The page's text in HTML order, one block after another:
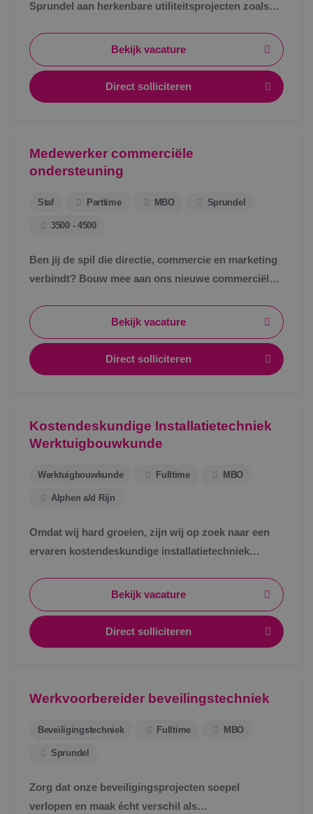
Sprundel aan herkenbare utiliteitsprojecten zoals
zichtbaar resultaat en korte lijnen.
Bekijk vacature
Direct solliciteren
Medewerker commerciële
ondersteuning
Staf Parttime MBO Sprundel
3500 - 4500
Ben jij de spil die directie, commercie en marketing
verbindt? Bouw mee aan ons nieuwe commerciële
BINK.&nbsp;
Bekijk vacature
Direct solliciteren
Kostendeskundige Installatietechniek
Werktuigbouwkunde
Werktuigbouwkunde Fulltime MBO
Alphen a/d Rijn
Omdat wij hard groeien, zijn wij op zoek naar een
ervaren kostendeskundige installatietechniek
Bekijk vacature
Direct solliciteren
Werkvoorbereider beveilingstechniek
Beveiligingstechniek Fulltime MBO
Sprundel
Zorg dat onze beveiligingsprojecten soepel
verlopen en maak écht verschil als